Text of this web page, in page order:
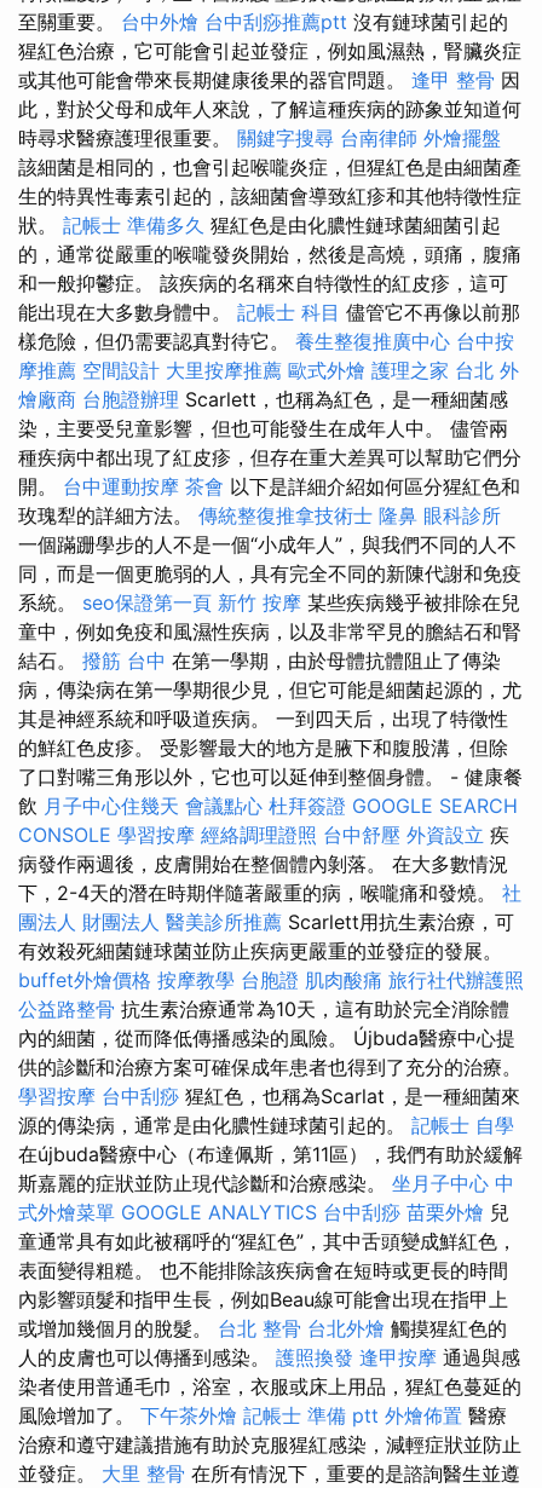
至關重要。 台中外燴 台中刮痧推薦ptt 沒有鏈球菌引起的
猩紅色治療，它可能會引起並發症，例如風濕熱，腎臟炎症
或其他可能會帶來長期健康後果的器官問題。 逢甲 整骨 因
此，對於父母和成年人來說，了解這種疾病的跡象並知道何
時尋求醫療護理很重要。 關鍵字搜尋 台南律師 外燴擺盤
該細菌是相同的，也會引起喉嚨炎症，但猩紅色是由細菌產
生的特異性毒素引起的，該細菌會導致紅疹和其他特徵性症
狀。 記帳士 準備多久 猩紅色是由化膿性鏈球菌細菌引起
的，通常從嚴重的喉嚨發炎開始，然後是高燒，頭痛，腹痛
和一般抑鬱症。 該疾病的名稱來自特徵性的紅皮疹，這可
能出現在大多數身體中。 記帳士 科目 儘管它不再像以前那
樣危險，但仍需要認真對待它。 養生整復推廣中心 台中按
摩推薦 空間設計 大里按摩推薦 歐式外燴 護理之家 台北 外
燴廠商 台胞證辦理 Scarlett，也稱為紅色，是一種細菌感
染，主要受兒童影響，但也可能發生在成年人中。 儘管兩
種疾病中都出現了紅皮疹，但存在重大差異可以幫助它們分
開。 台中運動按摩 茶會 以下是詳細介紹如何區分猩紅色和
玫瑰犁的詳細方法。 傳統整復推拿技術士 隆鼻 眼科診所
一個蹣跚學步的人不是一個“小成年人”，與我們不同的人不
同，而是一個更脆弱的人，具有完全不同的新陳代謝和免疫
系統。 seo保證第一頁 新竹 按摩 某些疾病幾乎被排除在兒
童中，例如免疫和風濕性疾病，以及非常罕見的膽結石和腎
結石。 撥筋 台中 在第一學期，由於母體抗體阻止了傳染
病，傳染病在第一學期很少見，但它可能是細菌起源的，尤
其是神經系統和呼吸道疾病。 一到四天后，出現了特徵性
的鮮紅色皮疹。 受影響最大的地方是腋下和腹股溝，但除
了口對嘴三角形以外，它也可以延伸到整個身體。 - 健康餐
飲 月子中心住幾天 會議點心 杜拜簽證 GOOGLE SEARCH
CONSOLE 學習按摩 經絡調理證照 台中舒壓 外資設立 疾
病發作兩週後，皮膚開始在整個體內剝落。 在大多數情況
下，2-4天的潛在時期伴隨著嚴重的病，喉嚨痛和發燒。 社
團法人 財團法人 醫美診所推薦 Scarlett用抗生素治療，可
有效殺死細菌鏈球菌並防止疾病更嚴重的並發症的發展。
buffet外燴價格 按摩教學 台胞證 肌肉酸痛 旅行社代辦護照
公益路整骨 抗生素治療通常為10天，這有助於完全消除體
內的細菌，從而降低傳播感染的風險。 Újbuda醫療中心提
供的診斷和治療方案可確保成年患者也得到了充分的治療。
學習按摩 台中刮痧 猩紅色，也稱為Scarlat，是一種細菌來
源的傳染病，通常是由化膿性鏈球菌引起的。 記帳士 自學
在újbuda醫療中心（布達佩斯，第11區），我們有助於緩解
斯嘉麗的症狀並防止現代診斷和治療感染。 坐月子中心 中
式外燴菜單 GOOGLE ANALYTICS 台中刮痧 苗栗外燴 兒
童通常具有如此被稱呼的“猩紅色”，其中舌頭變成鮮紅色，
表面變得粗糙。 也不能排除該疾病會在短時或更長的時間
內影響頭髮和指甲生長，例如Beau線可能會出現在指甲上
或增加幾個月的脫髮。 台北 整骨 台北外燴 觸摸猩紅色的
人的皮膚也可以傳播到感染。 護照換發 逢甲按摩 通過與感
染者使用普通毛巾，浴室，衣服或床上用品，猩紅色蔓延的
風險增加了。 下午茶外燴 記帳士 準備 ptt 外燴佈置 醫療
治療和遵守建議措施有助於克服猩紅感染，減輕症狀並防止
並發症。 大里 整骨 在所有情況下，重要的是諮詢醫生並遵